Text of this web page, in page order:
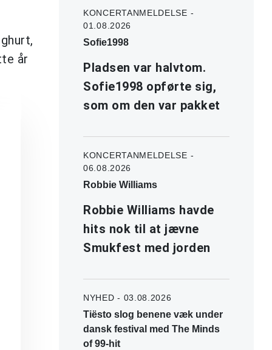
år
KONCERTANMELDELSE -
01.08.2026
Sofie1998
Pladsen var halvtom.
Sofie1998 opførte sig,
som om den var pakket
KONCERTANMELDELSE -
06.08.2026
Robbie Williams
Robbie Williams havde
hits nok til at jævne
Smukfest med jorden
NYHED - 03.08.2026
Tiësto slog benene væk under
dansk festival med The Minds
of 99-hit